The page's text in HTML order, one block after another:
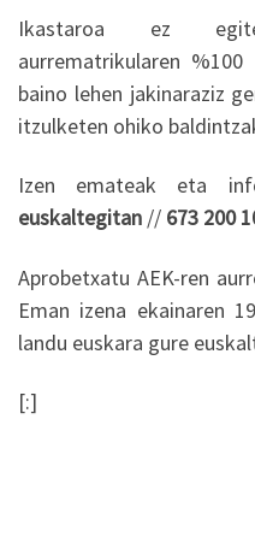
Ikastaroa ez
aurrematrikularen
baino lehen jakinaraziz
itzulketen ohiko
Izen emateak eta
euskaltegitan // 673 200
Aprobetxatu AEK-ren
Eman izena ekainaren
landu euskara gure
[:]